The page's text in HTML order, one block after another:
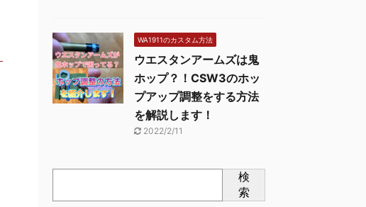
WA1911のカスタム方法
ウエスタンアームズは鬼
ホップ？！CSW3のホッ
プアップ調整をする方法
を解説します！
2022/2/11
検
索